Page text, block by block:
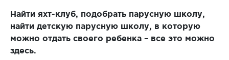
Найти яхт-клуб, подобрать парусную школу,
найти детскую парусную школу, в которую
можно отдать своего ребенка – все это можно
здесь.